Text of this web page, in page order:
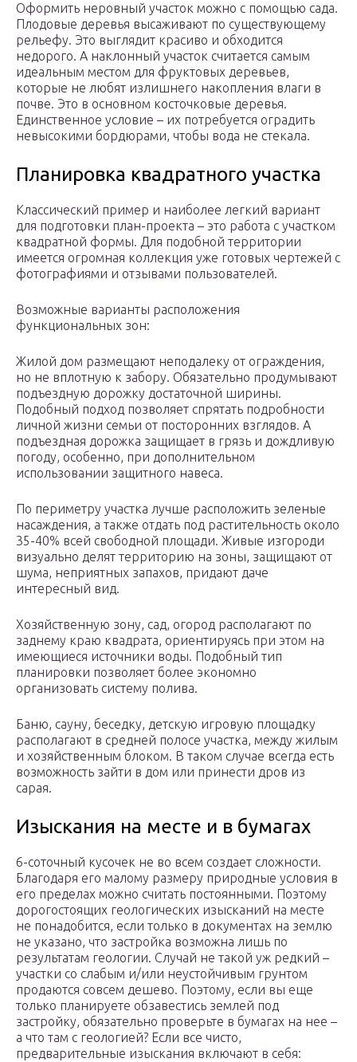
Оформить неровный участок можно с помощью сада.
Плодовые деревья высаживают по существующему
рельефу. Это выглядит красиво и обходится
недорого. А наклонный участок считается самым
идеальным местом для фруктовых деревьев,
которые не любят излишнего накопления влаги в
почве. Это в основном косточковые деревья.
Единственное условие – их потребуется оградить
невысокими бордюрами, чтобы вода не стекала.
Планировка квадратного участка
Классический пример и наиболее легкий вариант
для подготовки план-проекта – это работа с участком
квадратной формы. Для подобной территории
имеется огромная коллекция уже готовых чертежей с
фотографиями и отзывами пользователей.
Возможные варианты расположения
функциональных зон:
Жилой дом размещают неподалеку от ограждения,
но не вплотную к забору. Обязательно продумывают
подъездную дорожку достаточной ширины.
Подобный подход позволяет спрятать подробности
личной жизни семьи от посторонних взглядов. А
подъездная дорожка защищает в грязь и дождливую
погоду, особенно, при дополнительном
использовании защитного навеса.
По периметру участка лучше расположить зеленые
насаждения, а также отдать под растительность около
35-40% всей свободной площади. Живые изгороди
визуально делят территорию на зоны, защищают от
шума, неприятных запахов, придают даче
интересный вид.
Хозяйственную зону, сад, огород располагают по
заднему краю квадрата, ориентируясь при этом на
имеющиеся источники воды. Подобный тип
планировки позволяет более экономно
организовать систему полива.
Баню, сауну, беседку, детскую игровую площадку
располагают в средней полосе участка, между жилым
и хозяйственным блоком. В таком случае всегда есть
возможность зайти в дом или принести дров из
сарая.
Изыскания на месте и в бумагах
6-соточный кусочек не во всем создает сложности.
Благодаря его малому размеру природные условия в
его пределах можно считать постоянными. Поэтому
дорогостоящих геологических изысканий на месте
не понадобится, если только в документах на землю
не указано, что застройка возможна лишь по
результатам геологии. Случай не такой уж редкий –
участки со слабым и/или неустойчивым грунтом
продаются совсем дешево. Поэтому, если вы еще
только планируете обзавестись землей под
застройку, обязательно проверьте в бумагах на нее –
а что там с геологией? Если все чисто,
предварительные изыскания включают в себя: